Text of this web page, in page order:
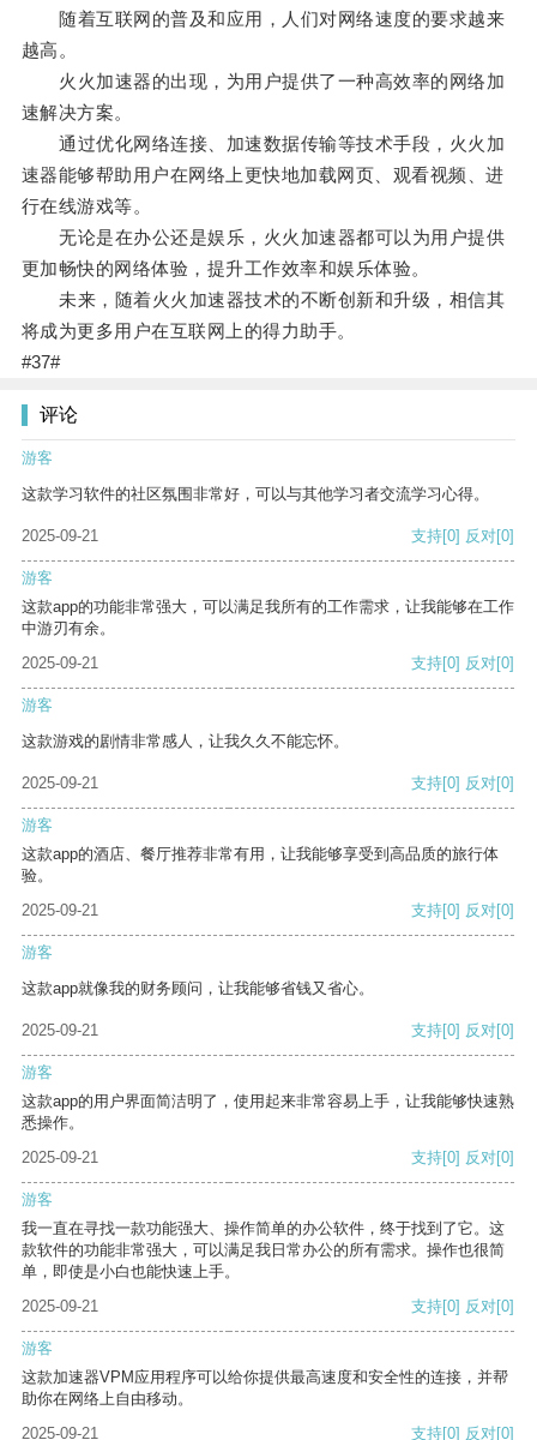
随着互联网的普及和应用，人们对网络速度的要求越来
越高。
火火加速器的出现，为用户提供了一种高效率的网络加
速解决方案。
通过优化网络连接、加速数据传输等技术手段，火火加
速器能够帮助用户在网络上更快地加载网页、观看视频、进
行在线游戏等。
无论是在办公还是娱乐，火火加速器都可以为用户提供
更加畅快的网络体验，提升工作效率和娱乐体验。
未来，随着火火加速器技术的不断创新和升级，相信其
将成为更多用户在互联网上的得力助手。
#37#
评论
游客
这款学习软件的社区氛围非常好，可以与其他学习者交流学习心得。
2025-09-21 支持[0] 反对[0]
游客
这款app的功能非常强大，可以满足我所有的工作需求，让我能够在工作
中游刃有余。
2025-09-21
支持[0] 反对[0]
游客
这款游戏的剧情非常感人，让我久久不能忘怀。
2025-09-21 支持[0] 反对[0]
游客
这款app的酒店、餐厅推荐非常有用，让我能够享受到高品质的旅行体
验。
2025-09-21
支持[0] 反对[0]
游客
这款app就像我的财务顾问，让我能够省钱又省心。
2025-09-21 支持[0] 反对[0]
游客
这款app的用户界面简洁明了，使用起来非常容易上手，让我能够快速熟
悉操作。
2025-09-21
支持[0] 反对[0]
游客
我一直在寻找一款功能强大、操作简单的办公软件，终于找到了它。这
款软件的功能非常强大，可以满足我日常办公的所有需求。操作也很简
单，即使是小白也能快速上手。
2025-09-21
支持[0] 反对[0]
游客
这款加速器VPM应用程序可以给你提供最高速度和安全性的连接，并帮
助你在网络上自由移动。
2025-09-21
支持[0] 反对[0]